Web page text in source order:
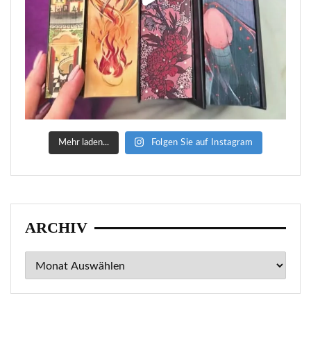
Mehr laden... Folgen Sie auf Instagram
ARCHIV
Archiv